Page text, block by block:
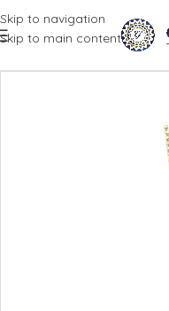
Skip to navigation
Skip to main content